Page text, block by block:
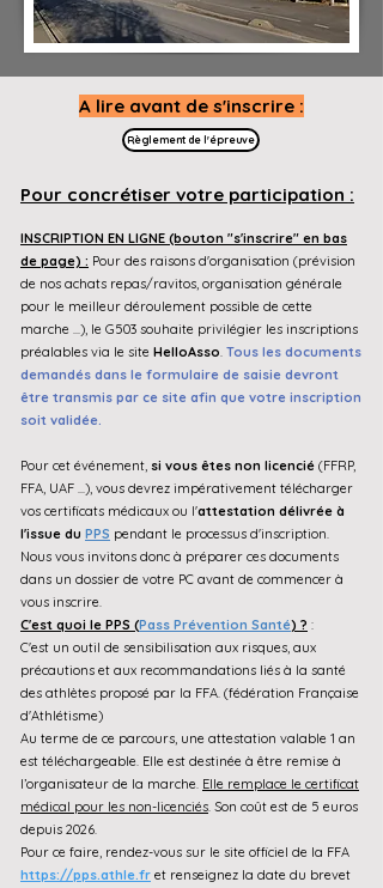
A lire avant de s'inscrire :
Pour concrétiser votre participation :
INSCRIPTION EN LIGNE (bouton "s'inscrire" en bas
de page) : Pour des raisons d'organisation (prévision
de nos achats repas/ravitos, organisation générale
pour le meilleur déroulement possible de cette
marche ...), le G503 souhaite privilégier les inscriptions
préalables via le site HelloAsso. Tous les documents
demandés dans le formulaire de saisie devront
être transmis par ce site afin que votre inscription
soit validée.
Pour cet événement, si vous êtes non licencié (FFRP,
FFA, UAF ...), vous devrez impérativement télécharger
vos certificats médicaux ou l'attestation délivrée à
l'issue du PPS pendant le processus d'inscription.
Nous vous invitons donc à préparer ces documents
dans un dossier de votre PC avant de commencer à
vous inscrire.
C'est quoi le PPS (Pass Prévention Santé) ? :
C'est un outil de sensibilisation aux risques, aux
précautions et aux recommandations liés à la santé
des athlètes proposé par la FFA. (fédération Française
d'Athlétisme)
Au terme de ce parcours, une attestation valable 1 an
est téléchargeable. Elle est destinée à être remise à
l’organisateur de la marche. Elle remplace le certificat
médical pour les non-licenciés. Son coût est de 5 euros
depuis 2026.
Pour ce faire, rendez-vous sur le site officiel de la FFA
https://pps.athle.fr et renseignez la date du brevet
Règlement de l'épreuve